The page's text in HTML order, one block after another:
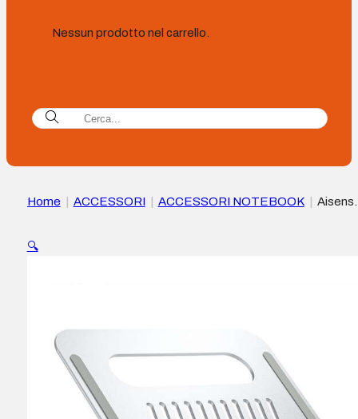
Nessun prodotto nel carrello.
Home ACCESSORI ACCESSORI NOTEBOOK
Aisens
Colore Argento
🔍